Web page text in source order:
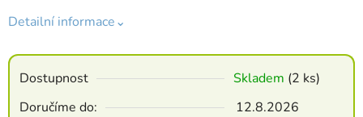
Detailní informace⌄
Dostupnost Skladem (2 ks)
Doručíme do:
12.8.2026